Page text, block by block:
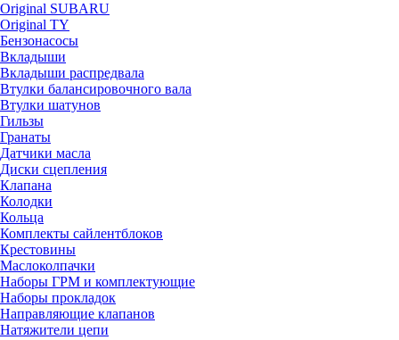
Original SUBARU
Original TY
Бензонасосы
Вкладыши
Вкладыши распредвала
Втулки балансировочного вала
Втулки шатунов
Гильзы
Гранаты
Датчики масла
Диски сцепления
Клапана
Колодки
Кольца
Комплекты сайлентблоков
Крестовины
Маслоколпачки
Наборы ГРМ и комплектующие
Наборы прокладок
Направляющие клапанов
Натяжители цепи